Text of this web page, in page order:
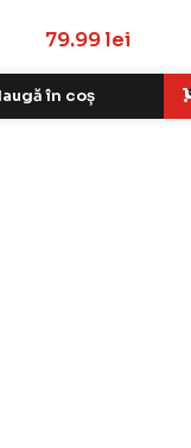
79.99 lei
în coș